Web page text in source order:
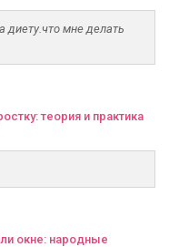
диету.что мне делать
теория и практика
окне: народные